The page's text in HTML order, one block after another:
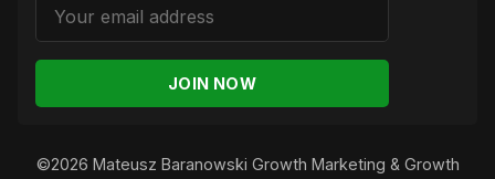
JOIN NOW
©2026 Mateusz Baranowski Growth Marketing & Growth